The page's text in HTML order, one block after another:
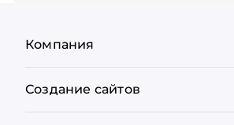
Компания
Создание сайтов